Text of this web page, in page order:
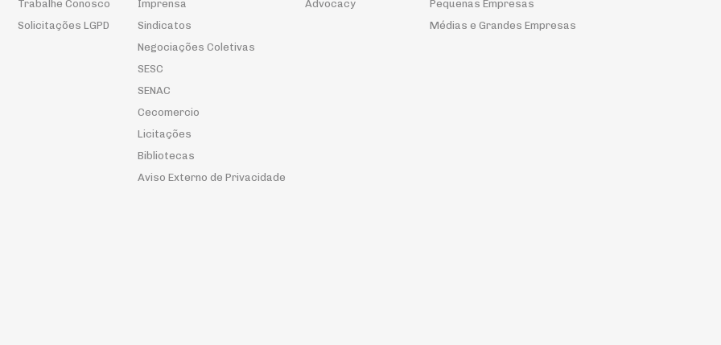
Trabalhe Conosco
Solicitações LGPD
Imprensa
Sindicatos
Negociações Coletivas
SESC
SENAC
Cecomercio
Licitações
Bibliotecas
Aviso Externo de Privacidade
Advocacy
Pequenas Empresas
Médias e Grandes Empresas